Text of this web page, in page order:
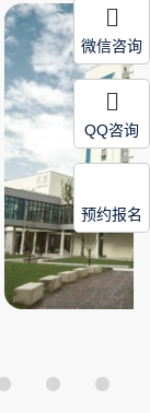
微信咨询
QQ咨询
预约报名